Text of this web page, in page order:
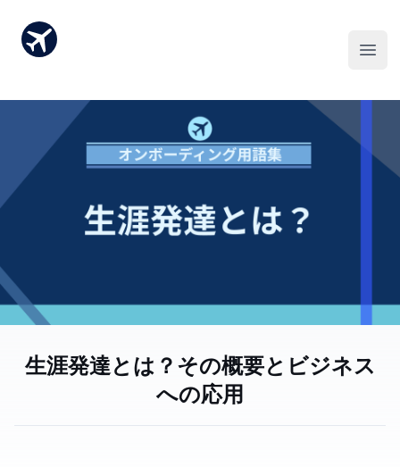
生涯発達とは？その概要とビジネス
への応用